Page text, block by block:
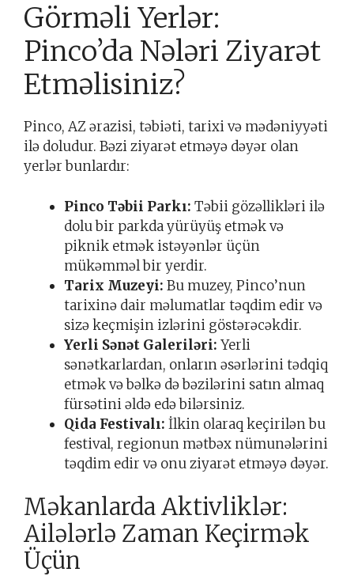
Görməli Yerlər:
Pinco’da Nələri Ziyarət
Etməlisiniz?
Pinco, AZ ərazisi, təbiəti, tarixi və mədəniyyəti
ilə doludur. Bəzi ziyarət etməyə dəyər olan
yerlər bunlardır:
Pinco Təbii Parkı: Təbii gözəllikləri ilə
dolu bir parkda yürüyüş etmək və
piknik etmək istəyənlər üçün
mükəmməl bir yerdir.
Tarix Muzeyi: Bu muzey, Pinco’nun
tarixinə dair məlumatlar təqdim edir və
sizə keçmişin izlərini göstərəcəkdir.
Yerli Sənət Galeriləri: Yerli
sənətkarlardan, onların əsərlərini tədqiq
etmək və bəlkə də bəzilərini satın almaq
fürsətini əldə edə bilərsiniz.
Qida Festivalı: İlkin olaraq keçirilən bu
festival, regionun mətbəx nümunələrini
təqdim edir və onu ziyarət etməyə dəyər.
Məkanlarda Aktivliklər:
Ailələrlə Zaman Keçirmək
Üçün